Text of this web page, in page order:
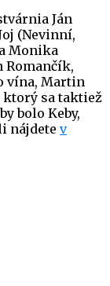
Ján
(Nevinní,
Monika
Romančík,
vína, Martin
ktorý sa taktiež
bolo Keby,
nájdete v